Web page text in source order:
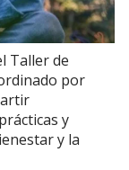
Taller de
por
y
y la